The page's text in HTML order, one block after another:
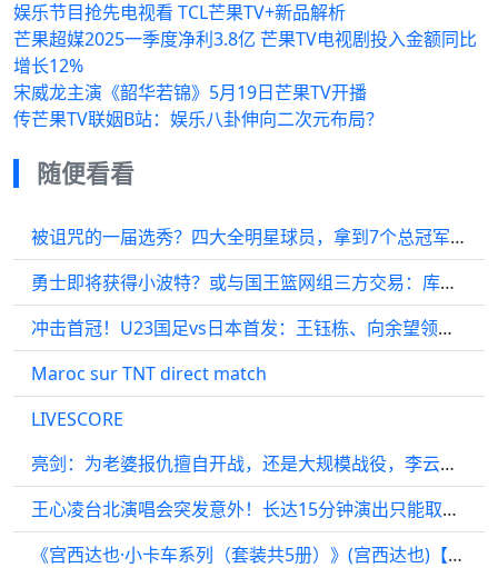
娱乐节目抢先电视看 TCL芒果TV+新品解析
芒果超媒2025一季度净利3.8亿 芒果TV电视剧投入金额同比
增长12%
宋威龙主演《韶华若锦》5月19日芒果TV开播
传芒果TV联姻B站：娱乐八卦伸向二次元布局？
随便看看
被诅咒的一届选秀？四大全明星球员，拿到7个总冠军，却全部遭遇ACL重伤！
勇士即将获得小波特？或与国王篮网组三方交易：库明加离队倒计时
冲击首冠！U23国足vs日本首发：王钰栋、向余望领衔，徐彬、李镇全先发！
Maroc sur TNT direct match
LIVESCORE
亮剑：为老婆报仇擅自开战，还是大规模战役，李云龙要掉脑袋的
王心凌台北演唱会突发意外！长达15分钟演出只能取消，本人紧张到腿抽筋
《宫西达也·小卡车系列（套装共5册）》(宫西达也)【简介